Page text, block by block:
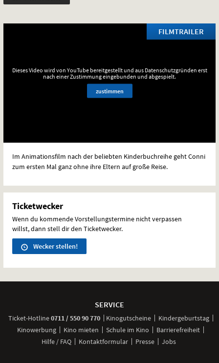
FILMTRAILER
Dieses Video wird von YouTube bereitgestellt und aus Datenschutzgründen erst
nach einer Zustimmung eingebunden und abgespielt.
zustimmen
Im Animationsfilm nach der beliebten Kinderbuchreihe geht Conni
zum ersten Mal ganz ohne ihre Eltern auf große Reise.
Ticketwecker
Wenn du kommende Vorstellungstermine nicht verpassen
willst, dann stell dir den Ticketwecker.
Wecker stellen!
SERVICE
Ticket-Hotline0711 / 550 90 770anrufen
Kinogutscheine
Kindergeburtstag
Kinowerbung
Kino mieten Schule im Kino
Barrierefreiheit
Hilfe / FAQ
Kontaktformular Presse Jobs